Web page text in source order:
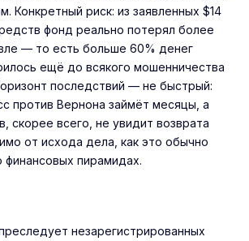
Конкретный риск: из заявленных $14
фонд реально потерял более
— то есть больше 60% денег
ещё до всякого мошенничества
последствий — не быстрый:
против Вернона займёт месяцы, а
скорее всего, не увидит возврата
от исхода дела, как это обычно
пирамидах.
незарегистрированных